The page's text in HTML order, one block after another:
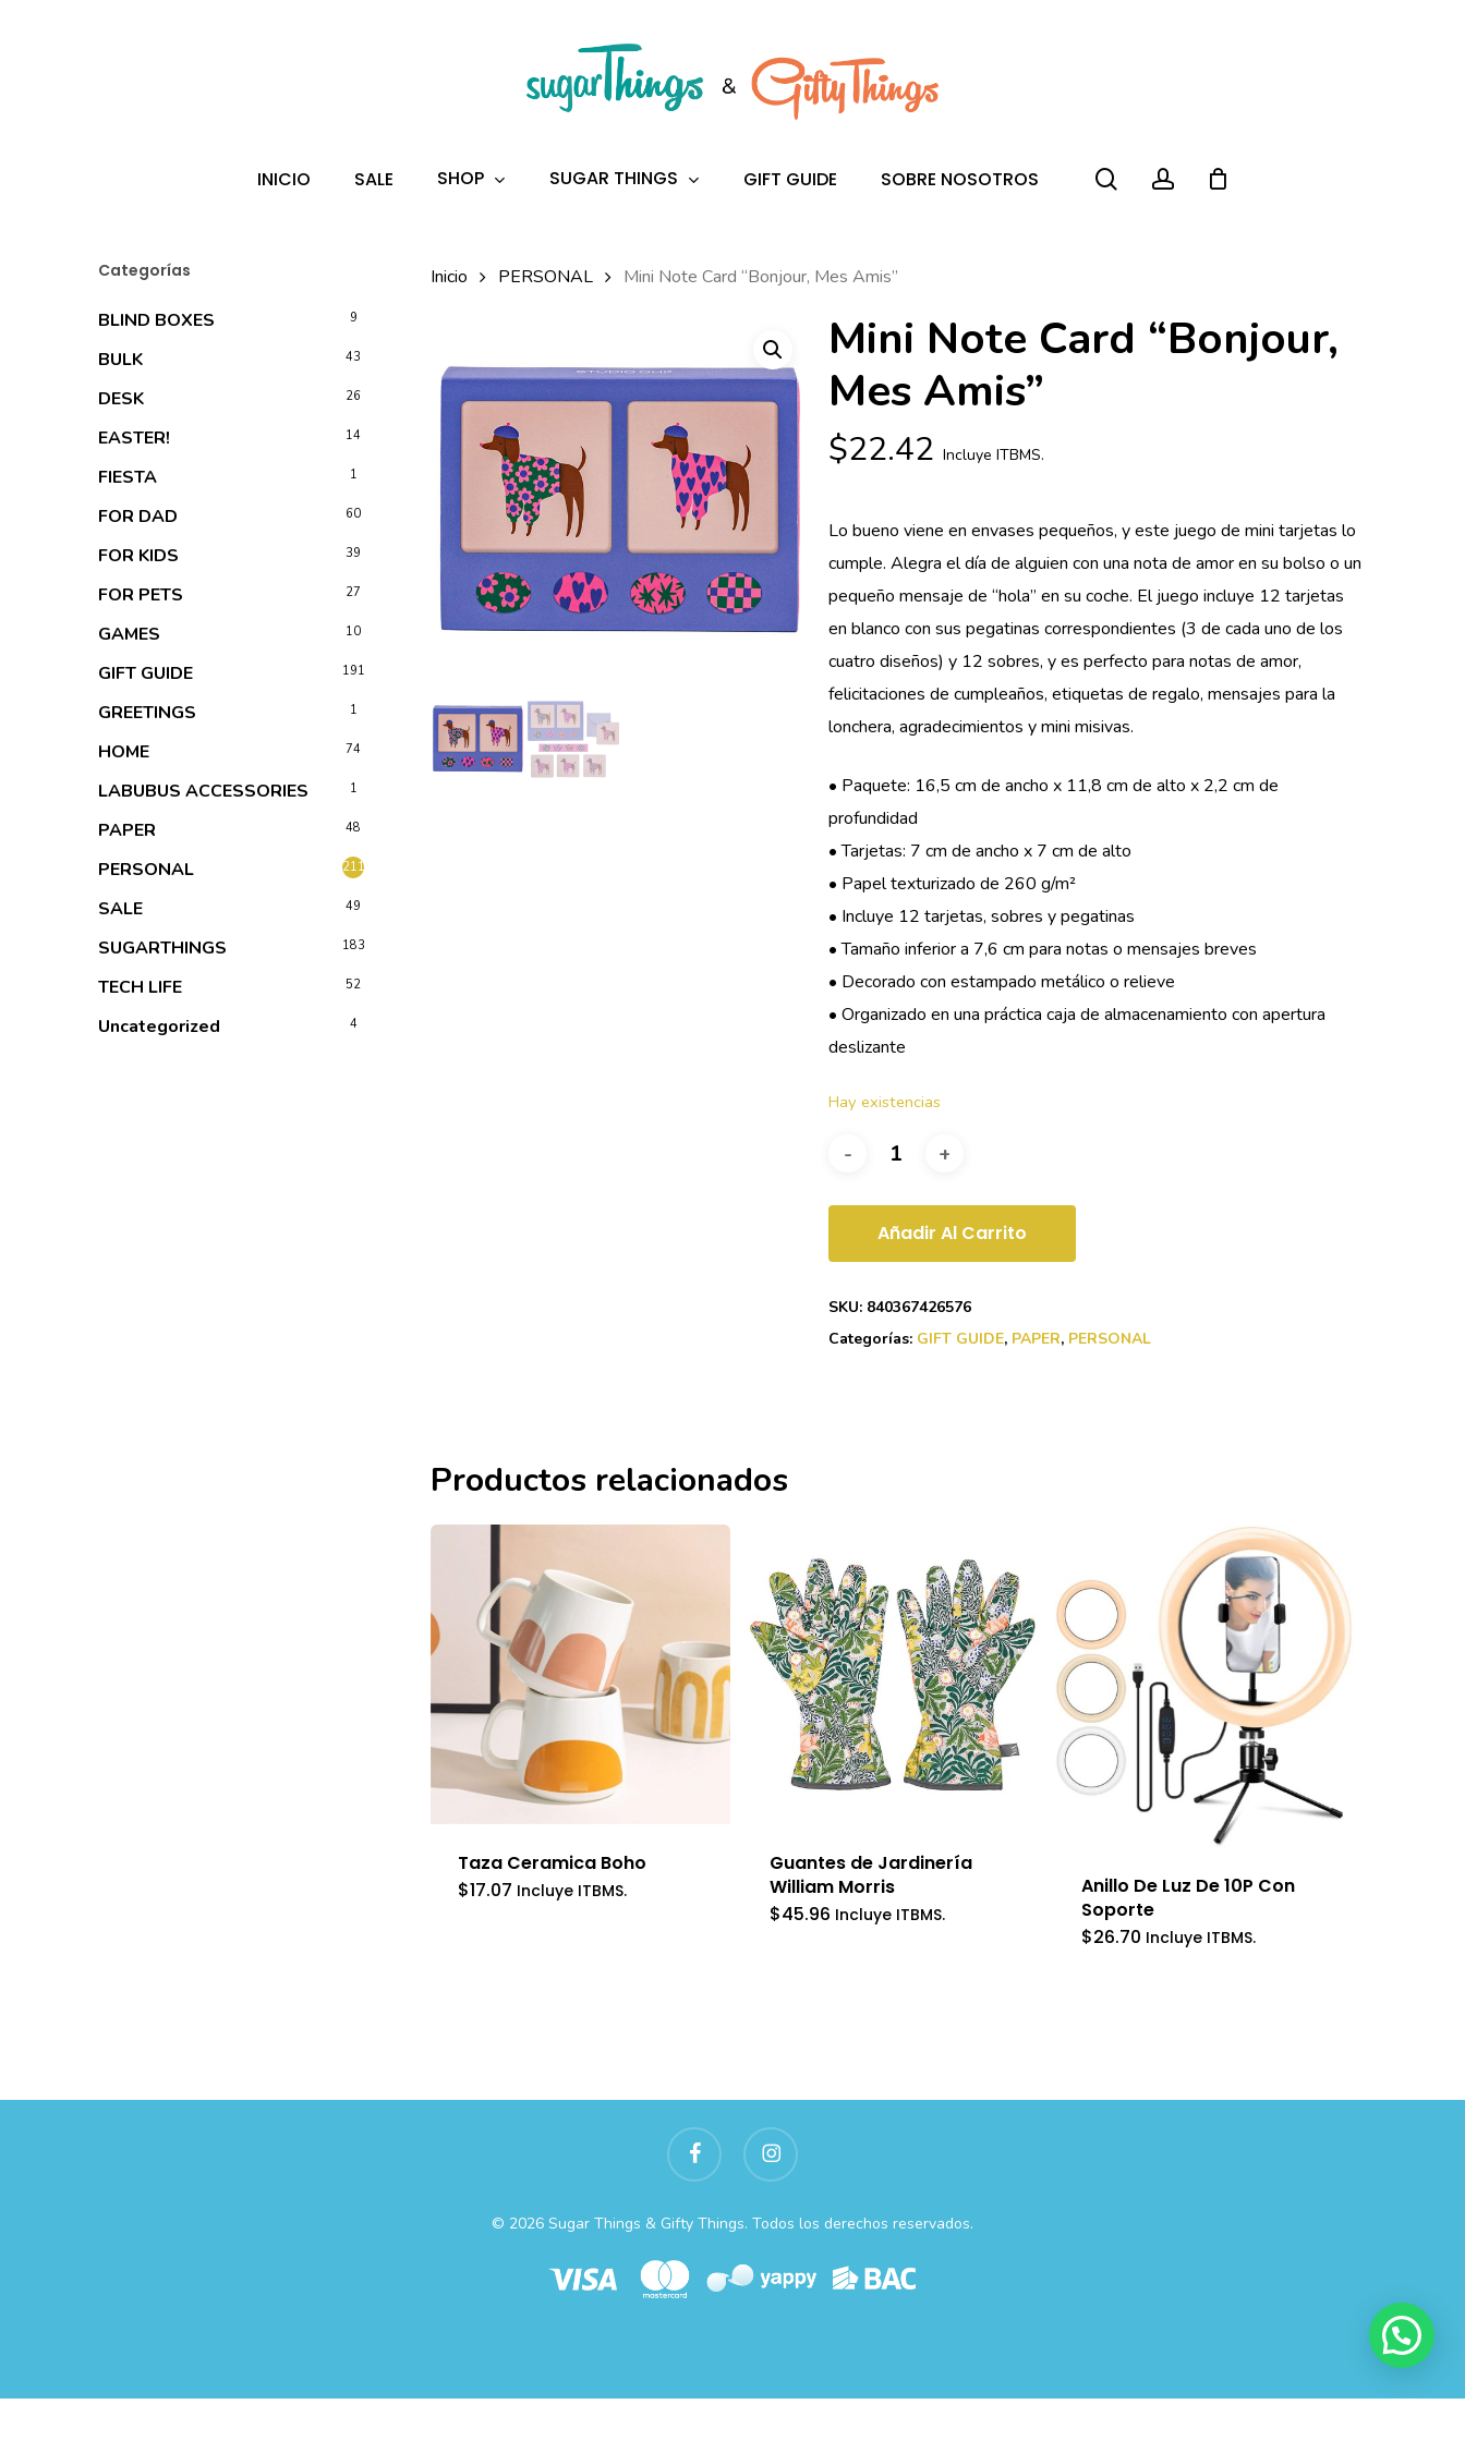
INICIO SALE SHOP SUGAR THINGS GIFT GUIDE SOBRE NOSOTROS searchaccount
Categorías
BLIND BOXES 9
BULK 43
DESK 26
EASTER! 14
FIESTA 1
FOR DAD 60
FOR KIDS 39
FOR PETS 27
GAMES 10
GIFT GUIDE 191
GREETINGS 1
HOME 74
LABUBUS ACCESSORIES 1
PAPER 48
PERSONAL 211
SALE 49
SUGARTHINGS 183
TECH LIFE 52
Uncategorized 4
Inicio PERSONAL Mini Note Card “Bonjour, Mes Amis”
Mini Note Card “Bonjour,
Mes Amis”
$22.42 Incluye ITBMS.
Lo bueno viene en envases pequeños, y este juego de mini tarjetas lo
cumple. Alegra el día de alguien con una nota de amor en su bolso o un
pequeño mensaje de “hola” en su coche. El juego incluye 12 tarjetas
en blanco con sus pegatinas correspondientes (3 de cada uno de los
cuatro diseños) y 12 sobres, y es perfecto para notas de amor,
felicitaciones de cumpleaños, etiquetas de regalo, mensajes para la
lonchera, agradecimientos y mini misivas.
• Paquete: 16,5 cm de ancho x 11,8 cm de alto x 2,2 cm de
profundidad
• Tarjetas: 7 cm de ancho x 7 cm de alto
• Papel texturizado de 260 g/m²
• Incluye 12 tarjetas, sobres y pegatinas
• Tamaño inferior a 7,6 cm para notas o mensajes breves
• Decorado con estampado metálico o relieve
• Organizado en una práctica caja de almacenamiento con apertura
deslizante
Hay existencias
Añadir Al Carrito
SKU: 840367426576
Categorías: GIFT GUIDE, PAPER, PERSONAL
Productos relacionados
Taza Ceramica Boho
$17.07 Incluye ITBMS.
Guantes de Jardinería
William Morris
$45.96 Incluye ITBMS.
Anillo De Luz De 10P Con
Soporte
$26.70 Incluye ITBMS.
Share
facebook instagram
© 2026 Sugar Things & Gifty Things. Todos los derechos reservados.